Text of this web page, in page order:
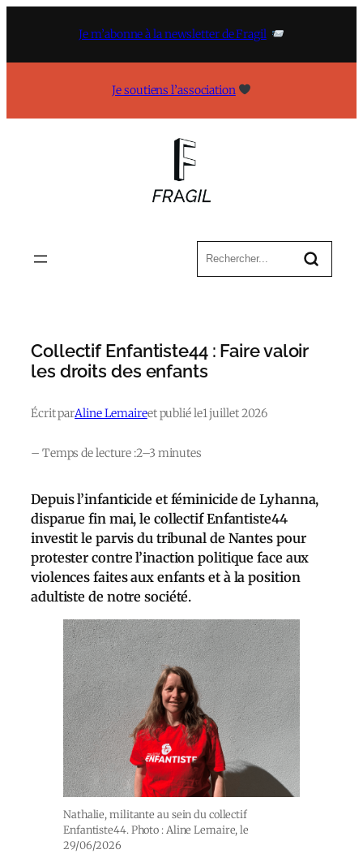
Je m’abonne à la newsletter de Fragil
Je soutiens l’association
Collectif Enfantiste44 : Faire valoir
les droits des enfants
Écrit parAline Lemaireet publié le1 juillet 2026
– Temps de lecture :2–3 minutes
Depuis l’infanticide et féminicide de Lyhanna,
disparue fin mai, le collectif Enfantiste44
investit le parvis du tribunal de Nantes pour
protester contre l’inaction politique face aux
violences faites aux enfants et à la position
adultiste de notre société.
Nathalie, militante au sein du collectif
Enfantiste44. Photo : Aline Lemaire, le
29/06/2026